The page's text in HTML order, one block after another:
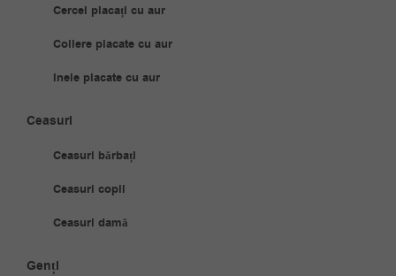
Cercei placați cu aur
Coliere placate cu aur
Inele placate cu aur
Ceasuri
Ceasuri bărbați
Ceasuri copii
Ceasuri damă
Genți